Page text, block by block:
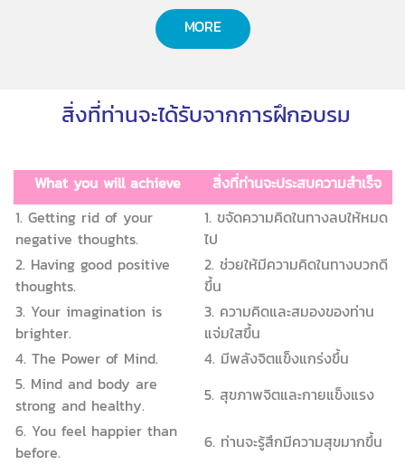
MORE
สิ่งที่ท่านจะได้รับจากการฝึกอบรม
What you will achieve
สิ่งที่ท่านจะประสบความสำเร็จ
1. Getting rid of your
negative thoughts.
1. ขจัดความคิดในทางลบให้หมด
ไป
2. Having good positive
thoughts.
2. ช่วยให้มีความคิดในทางบวกดี
ขึ้น
3. Your imagination is
brighter.
3. ความคิดและสมองของท่าน
แจ่มใสขึ้น
4. The Power of Mind.
4. มีพลังจิตแข็งแกร่งขึ้น
5. Mind and body are
strong and healthy.
5. สุขภาพจิตและกายแข็งแรง
6. You feel happier than
before.
6. ท่านจะรู้สึกมีความสุขมากขึ้น